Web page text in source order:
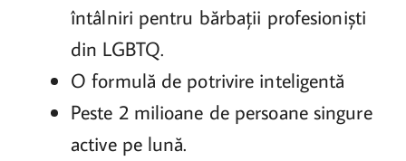
întâlniri pentru bărbații profesioniști
din LGBTQ.
O formulă de potrivire inteligentă
Peste 2 milioane de persoane singure
active pe lună.